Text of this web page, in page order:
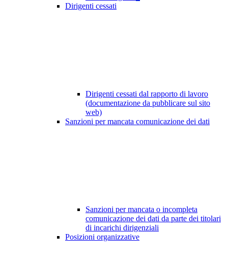
Dirigenti cessati
Dirigenti cessati dal rapporto di lavoro
(documentazione da pubblicare sul sito
web)
Sanzioni per mancata comunicazione dei dati
Sanzioni per mancata o incompleta
comunicazione dei dati da parte dei titolari
di incarichi dirigenziali
Posizioni organizzative